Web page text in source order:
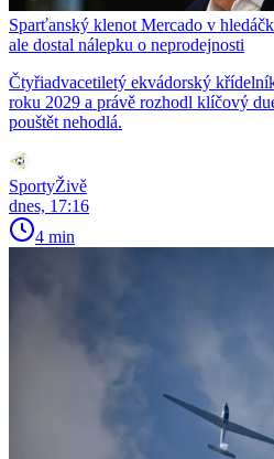
Sparťanský klenot Mercado v
ale dostal nálepku o neprodejnosti
Čtyřiadvacetiletý ekvádorský
roku 2029 a právě rozhodl klíčový
pouštět nehodlá.
SportyŽivě
dnes, 17:16
4 min